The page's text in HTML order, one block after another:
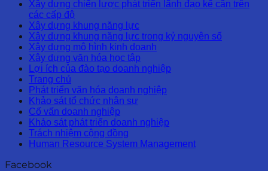
Xây dựng chiến lược phát triển lãnh đạo kế cận trên
các cấp độ
Xây dựng khung năng lực
Xây dựng khung năng lực trong kỷ nguyên số
Xây dựng mô hình kinh doanh
Xây dựng văn hóa học tập
Lợi ích của đào tạo doanh nghiệp
Trang chủ
Phát triển văn hóa doanh nghiệp
Khảo sát tổ chức nhân sự
Cố vấn doanh nghiệp
Khảo sát phát triển doanh nghiệp
Trách nhiệm cộng đồng
Human Resource System Management
Facebook